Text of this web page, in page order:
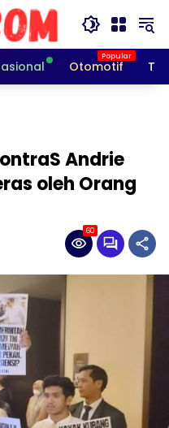
Otomotif
Andrie
oleh Orang
60